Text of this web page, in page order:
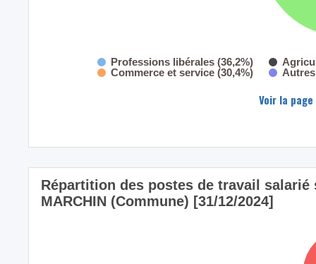
Professions libérales (36,2%)
Commerce et service (30,4%)
Voir la
Répartition des postes de travail
MARCHIN (Commune) [31/12/2024]